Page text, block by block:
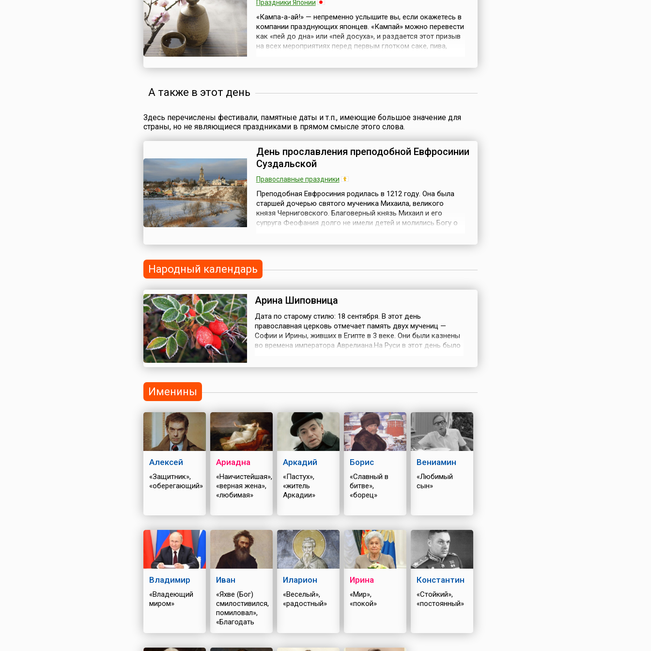
Праздники Японии
«Кампа-а-ай!» — непременно услышите вы, если окажетесь в
компании празднующих японцев. «Кампай» можно перевести
как «пей до дна» или «пей досуха», и раздается этот призыв
на всех мероприятиях перед первым глотком саке, пива,
А также в этот день
Здесь перечислены фестивали, памятные даты и т.п., имеющие большое значение для
страны, но не являющиеся праздниками в прямом смысле этого слова.
День прославления преподобной Евфросинии
Суздальской
Православные праздники
Преподобная Евфросиния родилась в 1212 году. Она была
старшей дочерью святого мученика Михаила, великого
князя Черниговского. Благоверный князь Михаил и его
супруга Феофания долго не имели детей и молились Богу о
служительницей церкви.К...
Народный календарь
Арина Шиповница
Дата по старому стилю: 18 сентября. В этот день
православная церковь отмечает память двух мучениц —
Софии и Ирины, живших в Египте в 3 веке. Они были казнены
во времена императора Аврелиана.На Руси в этот день было
Именины
Алексей
«Защитник»,
«оберегающий»
Ариадна
«Наичистейшая»,
«верная жена»,
«любимая»
Аркадий
«Пастух»,
«житель
Аркадии»
Борис
«Славный в
битве»,
«борец»
Вениамин
«Любимый
сын»
Владимир
«Владеющий
миром»
Иван
«Яхве (Бог)
смилостивился,
помиловал»,
«Благодать
Божия»
Иларион
«Веселый»,
«радостный»
Ирина
«Мир»,
«покой»
Константин
«Стойкий»,
«постоянный»